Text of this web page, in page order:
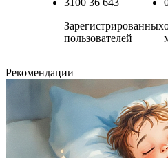
Зарегистрированных
пользователей
Рекомендации